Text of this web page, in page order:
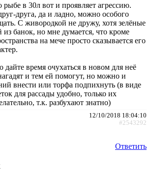
рыбе в 30л вот и проявляет агрессию.
друга, да и ладно, можно особого
С живородкой не дружу, хотя зелёные
из банок, но мне думается, что кроме
на мече просто сказывается его
дайте время очухаться в новом для неё
и тем ей помогут, но можно и
внести или торфа подпихнуть (в виде
для рассады удобно, только их
т.к. разбухают знатно)
12/10/2018 18:04:10
#2543292
Ответить